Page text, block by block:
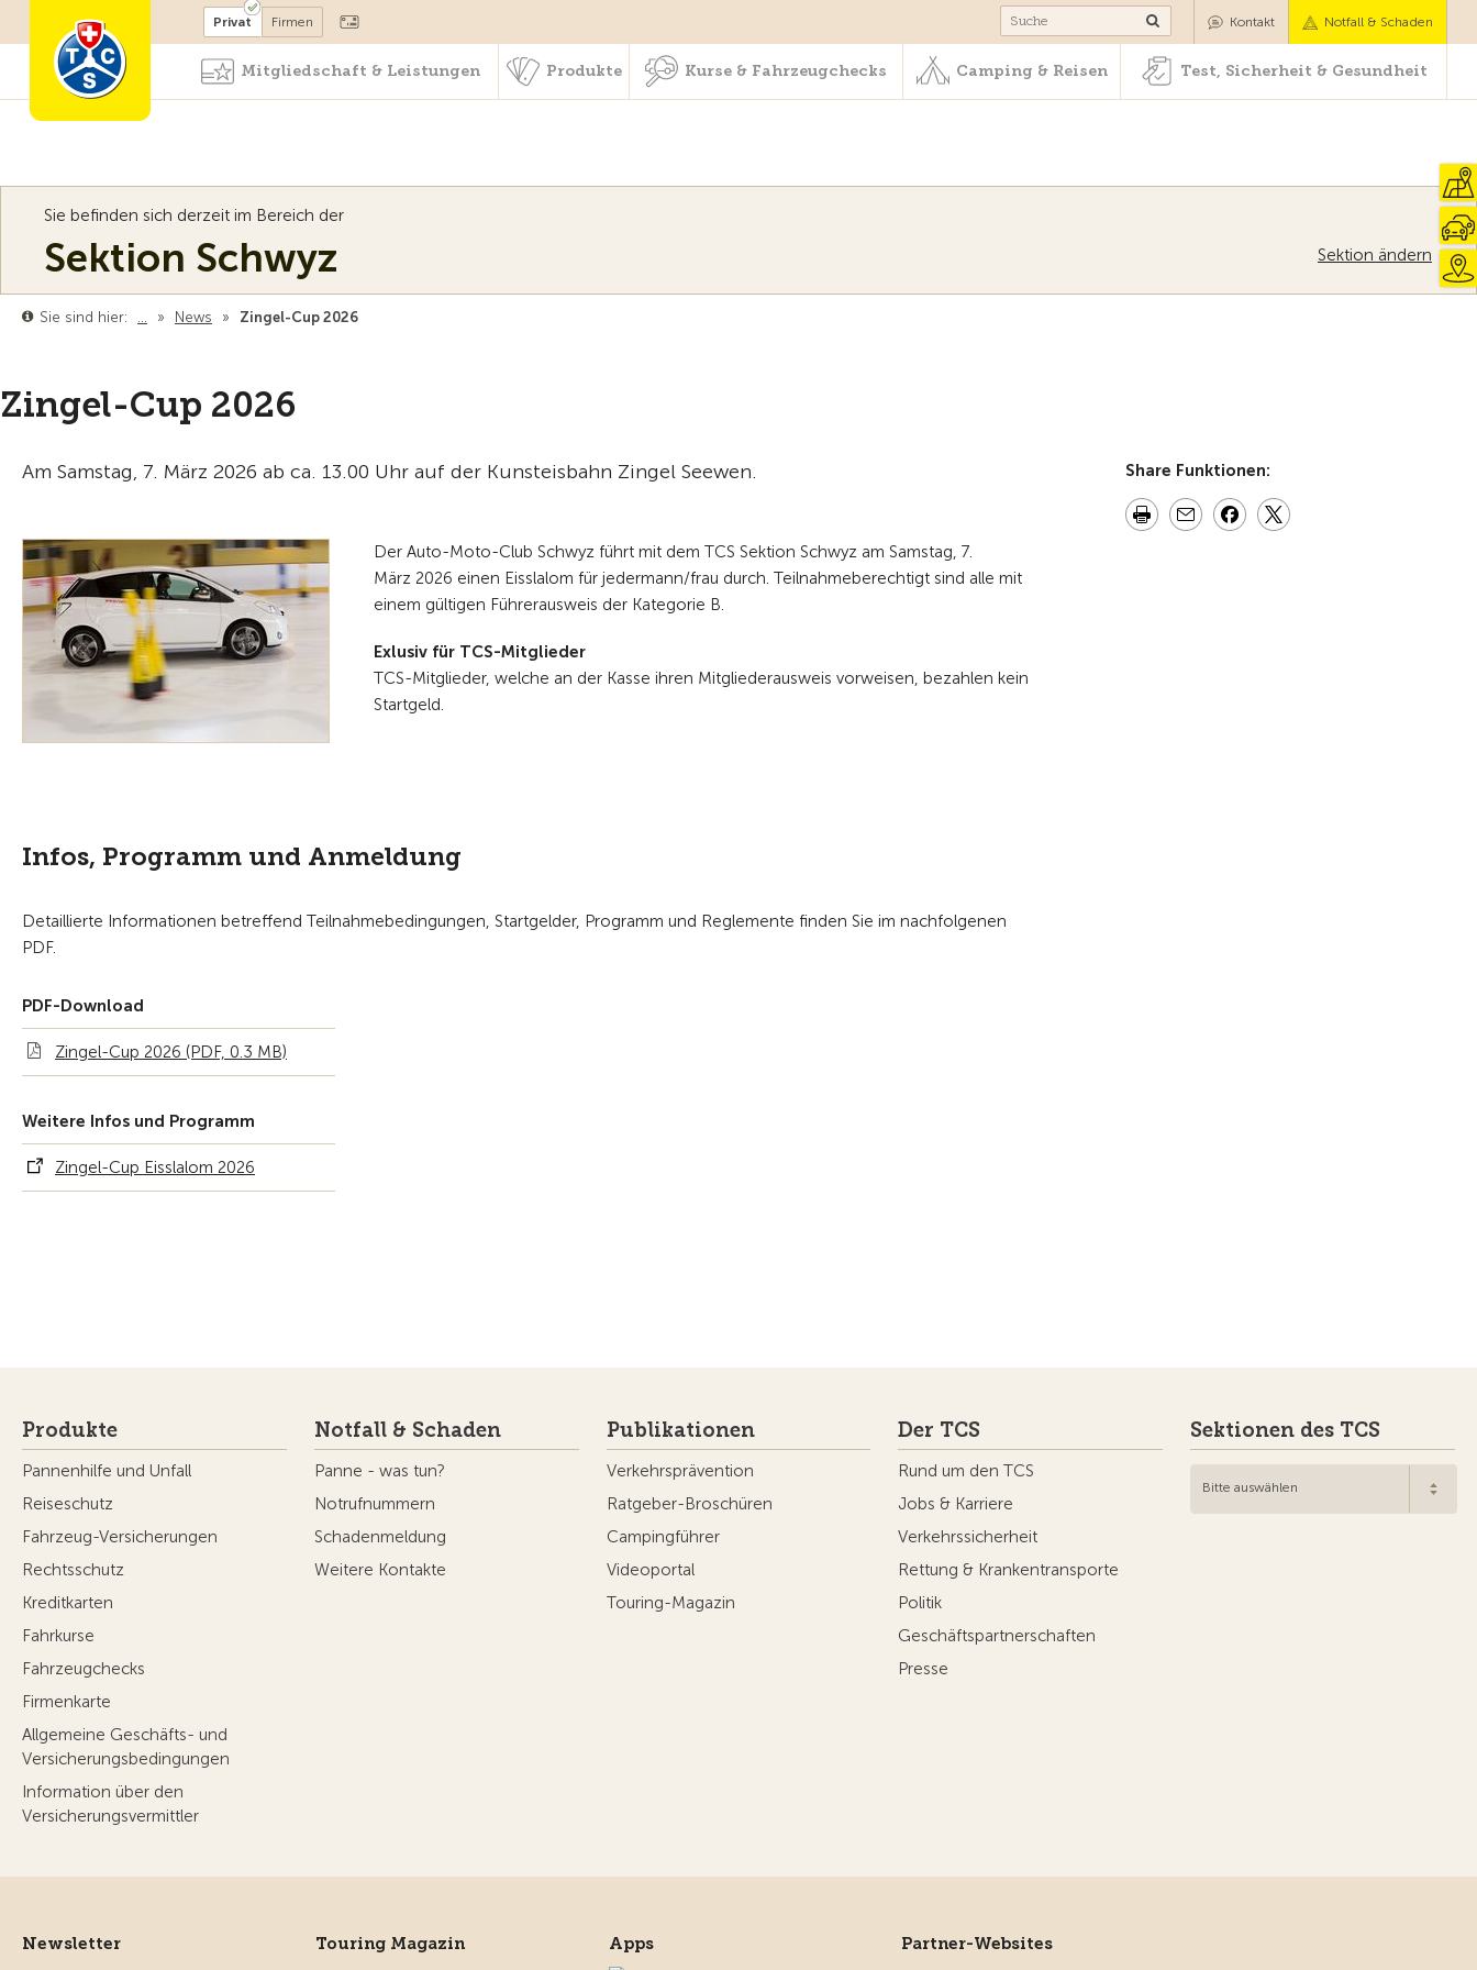
Mitglied werden Camping & Reisen Test, Sicherheit & Gesundheit
Privat Firmen Kontakt Notfall & Schaden
Mitgliedschaft & Leistungen Produkte Kurse & Fahrzeugchecks Camping & Reisen Test, Sicherheit & Gesundheit
Sie befinden sich derzeit im Bereich der
Sektion Schwyz Sektion ändern
Sie sind hier: … » News » Zingel-Cup 2026
Zingel-Cup 2026
Am Samstag, 7. März 2026 ab ca. 13.00 Uhr auf der Kunsteisbahn Zingel Seewen.
Der Auto-Moto-Club Schwyz führt mit dem TCS Sektion Schwyz am Samstag, 7.
März 2026 einen Eisslalom für jedermann/frau durch. Teilnahmeberechtigt sind alle mit
einem gültigen Führerausweis der Kategorie B.
Exlusiv für TCS-Mitglieder
TCS-Mitglieder, welche an der Kasse ihren Mitgliederausweis vorweisen, bezahlen kein
Startgeld.
Infos, Programm und Anmeldung
Detaillierte Informationen betreffend Teilnahmebedingungen, Startgelder, Programm und Reglemente finden Sie im nachfolgenen
PDF.
PDF-Download
Zingel-Cup 2026 (PDF, 0.3 MB)
Weitere Infos und Programm
Zingel-Cup Eisslalom 2026
Share Funktionen:
Produkte
Pannenhilfe und Unfall
Reiseschutz
Fahrzeug-Versicherungen
Rechtsschutz
Kreditkarten
Fahrkurse
Fahrzeugchecks
Firmenkarte
Allgemeine Geschäfts- und
Versicherungsbedingungen
Information über den
Versicherungsvermittler
Notfall & Schaden
Panne - was tun?
Notrufnummern
Schadenmeldung
Weitere Kontakte
Publikationen
Verkehrsprävention
Ratgeber-Broschüren
Campingführer
Videoportal
Touring-Magazin
Der TCS
Rund um den TCS
Jobs & Karriere
Verkehrssicherheit
Rettung & Krankentransporte
Politik
Geschäftspartnerschaften
Presse
Sektionen des TCS
Bitte auswählen
Newsletter
Touring Magazin
Apps
Partner-Websites